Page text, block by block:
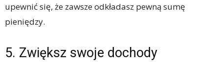
upewnić się, że zawsze odkładasz pewną sumę
pieniędzy.
5. Zwiększ swoje dochody